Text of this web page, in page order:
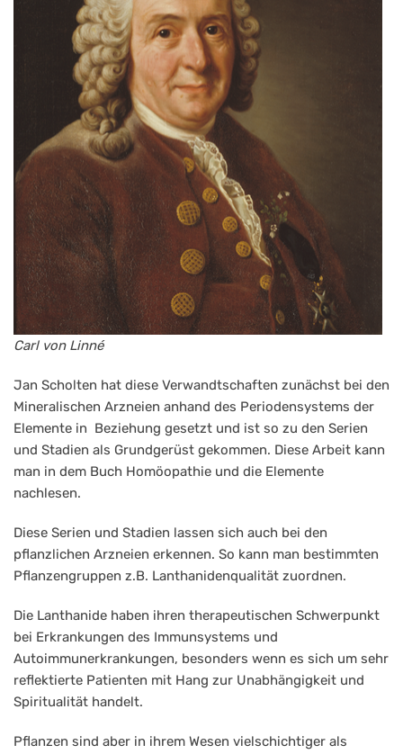
Carl von Linné
Jan Scholten hat diese Verwandtschaften zunächst bei den
Mineralischen Arzneien anhand des Periodensystems der
Elemente in Beziehung gesetzt und ist so zu den Serien
und Stadien als Grundgerüst gekommen. Diese Arbeit kann
man in dem Buch Homöopathie und die Elemente
nachlesen.
Diese Serien und Stadien lassen sich auch bei den
pflanzlichen Arzneien erkennen. So kann man bestimmten
Pflanzengruppen z.B. Lanthanidenqualität zuordnen.
Die Lanthanide haben ihren therapeutischen Schwerpunkt
bei Erkrankungen des Immunsystems und
Autoimmunerkrankungen, besonders wenn es sich um sehr
reflektierte Patienten mit Hang zur Unabhängigkeit und
Spiritualität handelt.
Pflanzen sind aber in ihrem Wesen vielschichtiger als